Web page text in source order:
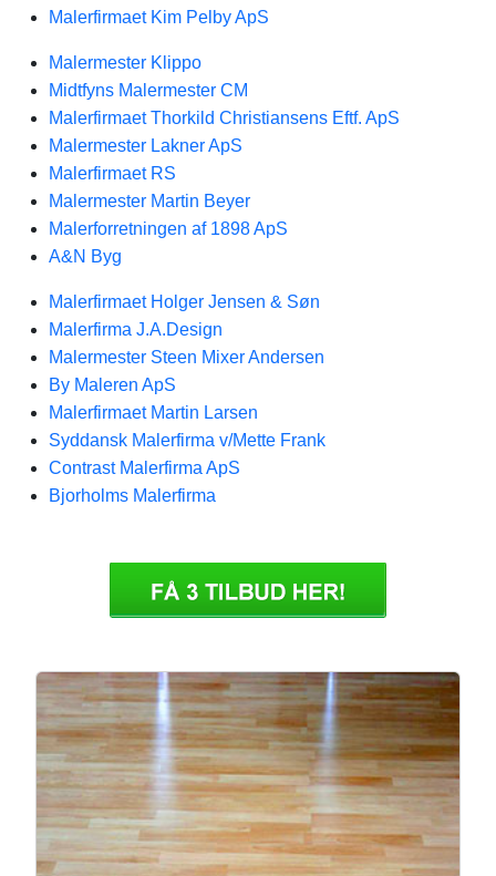
Malerfirmaet Kim Pelby ApS
Malermester Klippo
Midtfyns Malermester CM
Malerfirmaet Thorkild Christiansens Eftf. ApS
Malermester Lakner ApS
Malerfirmaet RS
Malermester Martin Beyer
Malerforretningen af 1898 ApS
A&N Byg
Malerfirmaet Holger Jensen & Søn
Malerfirma J.A.Design
Malermester Steen Mixer Andersen
By Maleren ApS
Malerfirmaet Martin Larsen
Syddansk Malerfirma v/Mette Frank
Contrast Malerfirma ApS
Bjorholms Malerfirma